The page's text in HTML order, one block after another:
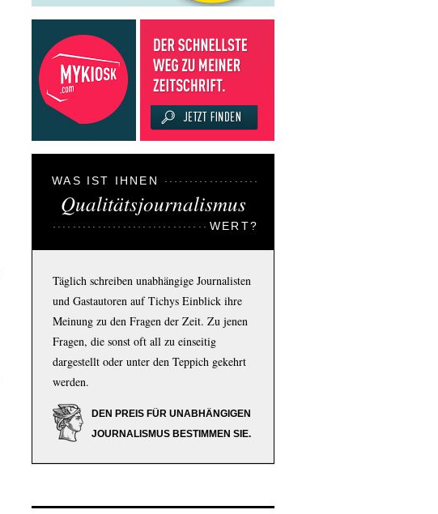
WAS IST IHNEN
Qualitätsjournalismus
WERT?
Täglich schreiben unabhängige Journalisten
und Gastautoren auf Tichys Einblick ihre
Meinung zu den Fragen der Zeit. Zu jenen
Fragen, die sonst oft all zu einseitig
dargestellt oder unter den Teppich gekehrt
werden.
DEN PREIS FÜR UNABHÄNGIGEN
JOURNALISMUS BESTIMMEN SIE.